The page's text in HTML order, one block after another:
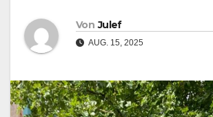
Von Julef
AUG. 15, 2025